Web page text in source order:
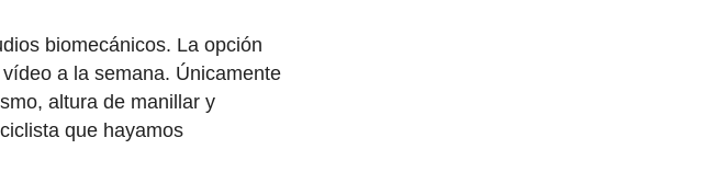
biomecánicos. La opción
a la semana. Únicamente
altura de manillar y
que hayamos